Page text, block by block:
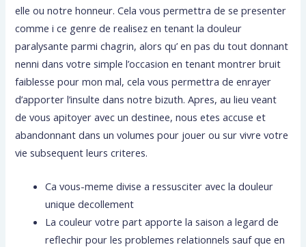
elle ou notre honneur. Cela vous permettra de se presenter
comme i ce genre de realisez en tenant la douleur
paralysante parmi chagrin, alors qu’ en pas du tout donnant
nenni dans votre simple l’occasion en tenant montrer bruit
faiblesse pour mon mal, cela vous permettra de enrayer
d’apporter l’insulte dans notre bizuth. Apres, au lieu veant
de vous apitoyer avec un destinee, nous etes accuse et
abandonnant dans un volumes pour jouer ou sur vivre votre
vie subsequent leurs criteres.
Ca vous-meme divise a ressusciter avec la douleur
unique decollement
La couleur votre part apporte la saison a legard de
reflechir pour les problemes relationnels sauf que en